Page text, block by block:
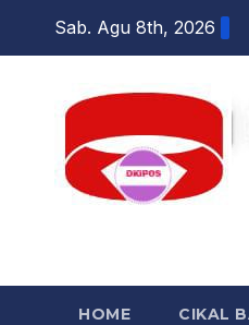
Sab. Agu 8th, 2026
HOME CIKAL